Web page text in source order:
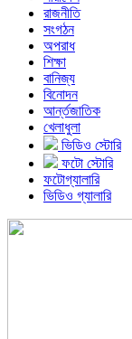
রাজনীতি
সংগঠন
অপরাধ
শিক্ষা
বানিজ্য
বিনোদন
আর্ন্তজাতিক
খেলাধুলা
ভিডিও স্টোরি
ফটো স্টোরি
ফটোগ্যালারি
ভিডিও গ্যালারি